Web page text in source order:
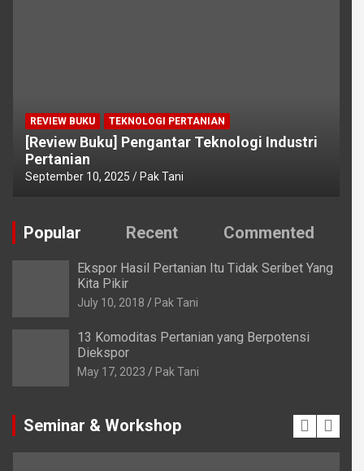
REVIEW BUKU TEKNOLOGI PERTANIAN
[Review Buku] Pengantar Teknologi Industri
Pertanian
September 10, 2025 Pak Tani
Popular Recent Commented
Ekspor Hasil Pertanian Itu Tidak Seribet Yang
Kita Pikir
July 10, 2018 Pak Tani
13 Komoditas Pertanian yang Berpotensi
Diekspor
May 17, 2023 Pak Tani
Seminar & Workshop